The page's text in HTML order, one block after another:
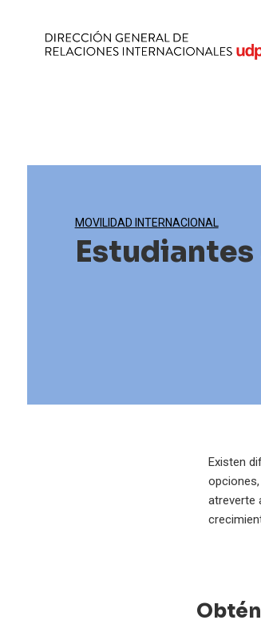
MOVILIDAD INTERNACIONAL
Estudiantes
Existen
atreverte